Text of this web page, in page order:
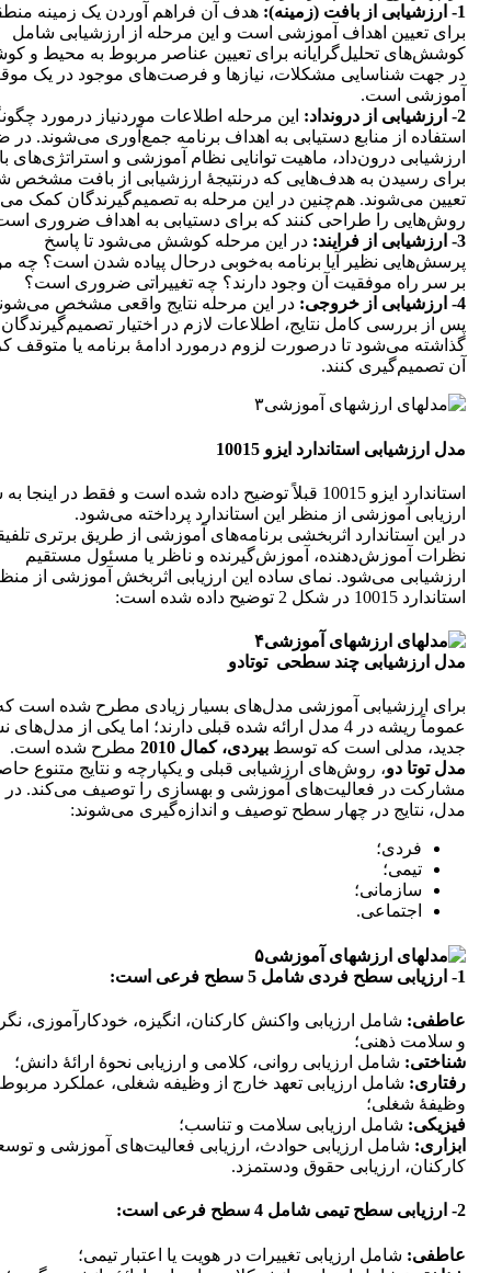
1- ارزشیابی از بافت (زمینه):
هدف آن فراهم آوردن یک زمینه
برای تعیین اهداف آموزشی است و این مرحله از ارزشیابی شامل
کوشش‌های تحلیل‌گرایانه برای تعیین عناصر مربوط به محیط و
در جهت شناسایی مشکلات، نیازها و فرصت‌های موجود در یک
آموزشی است.
2- ارزشیابی از درونداد:
این مرحله اطلاعات موردنیاز درمورد
استفاده از منابع دستیابی به اهداف برنامه جمع‌آوری می‌شوند.
ارزشیابی درون‌داد، ماهیت توانایی نظام آموزشی و استراتژی‌های
برای رسیدن به هدف‌هایی که درنتیجۀ ارزشیابی از بافت مشخص
تعیین می‌شوند. هم‌چنین در این مرحله به تصمیم‌گیرندگان کمک
روش‌هایی را طراحی کنند که برای دستیابی به اهداف ضروری
3- ارزشیابی از فرایند:
در این مرحله کوشش می‌شود تا پاسخ
پرسش‌هایی نظیر آیا برنامه به‌خوبی درحال پیاده شدن است؟ چه
بر سر راه موفقیت آن وجود دارند؟ چه تغییراتی ضروری است؟
4- ارزشیابی از خروجی:
در این مرحله نتایج واقعی مشخص
پس از بررسی کامل نتایج، اطلاعات لازم در اختیار تصمیم‌گیرندگان
گذاشته می‌شود تا درصورت لزوم درمورد ادامۀ برنامه یا متوقف
آن تصمیم‌گیری کنند.
مدل ارزشیابی استاندارد ایزو 10015
استاندارد ایزو 10015 قبلاً توضیح داده شده است و فقط در اینجا
ارزیابی آموزشی از منظر این استاندارد پرداخته می‌شود.
در این استاندارد اثربخشی برنامه‌های آموزشی از طریق برتری
نظرات آموزش‌دهنده، آموزش‌گیرنده و ناظر یا مسئول مستقیم
ارزشیابی می‌شود. نمای ساده این ارزیابی اثربخش آموزشی از
استاندارد 10015 در شکل 2 توضیح داده شده است:
مدل ارزشیابی چند سطحیتوتادو
برای ارزشیابی آموزشی مدل‌های بسیار زیادی مطرح شده است
عموماً ریشه در 4 مدل ارائه شده قبلی دارند؛ اما یکی از مدل‌های
جدید، مدلی است که توسط بیردی، کمال 2010
مطرح شده است.
مدل توتا دو، روش‌های ارزشیابی قبلی و یکپارچه و نتایج متنوع
مشارکت در فعالیت‌های آموزشی و بهسازی را توصیف می‌کند. در
مدل، نتایج در چهار سطح توصیف و اندازه‌گیری می‌شوند:
فردی؛
تیمی؛
سازمانی؛
اجتماعی.
1- ارزیابی سطح فردی شامل 5 سطح فرعی است:
عاطفی: شامل ارزیابی واکنش کارکنان، انگیزه، خودکارآموزی،
و سلامت ذهنی؛
شناختی: شامل ارزیابی روانی، کلامی و ارزیابی نحوۀ ارائۀ دانش؛
رفتاری: شامل ارزیابی تعهد خارج از وظیفه شغلی، عملکرد
وظیفۀ شغلی؛
فیزیکی: شامل ارزیابی سلامت و تناسب؛
ابزاری: شامل ارزیابی حوادث، ارزیابی فعالیت‌های آموزشی و
کارکنان، ارزیابی حقوق ودستمزد.
2- ارزیابی سطح تیمی شامل 4 سطح فرعی است:
عاطفی: شامل ارزیابی تغییرات در هویت یا اعتبار تیمی؛